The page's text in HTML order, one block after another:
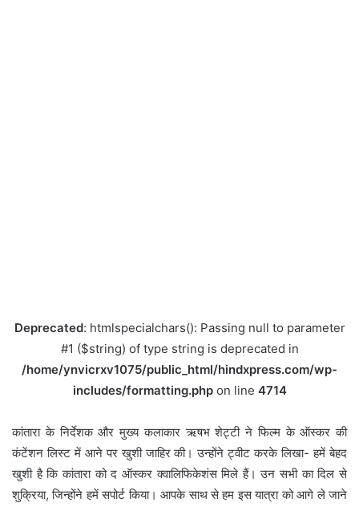
Deprecated: htmlspecialchars(): Passing null to parameter
#1 ($string) of type string is deprecated in
/home/ynvicrxv1075/public_html/hindxpress.com/wp-
includes/formatting.phpon line 4714
कांतारा के निर्देशक और मुख्य कलाकार ऋषभ शेट्टी ने फिल्म के ऑस्कर की
कंटेंशन लिस्ट में आने पर खुशी जाहिर की। उन्होंने ट्वीट करके लिखा- हमें बेहद
खुशी है कि कांतारा को द ऑस्कर क्वालिफिकेशंस मिले हैं। उन सभी का दिल से
शुक्रिया, जिन्होंने हमें सपोर्ट किया। आपके साथ से हम इस यात्रा को आगे ले जाने